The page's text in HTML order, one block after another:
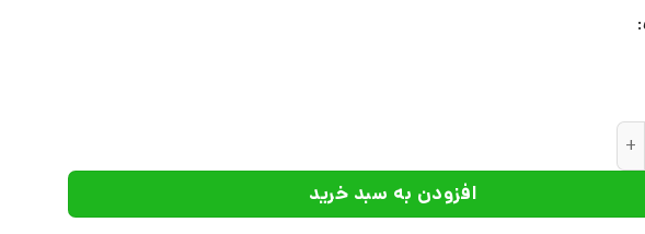
روان شناختی پدیده داعش | انتشارات علم عدد
افزودن به سبد خرید